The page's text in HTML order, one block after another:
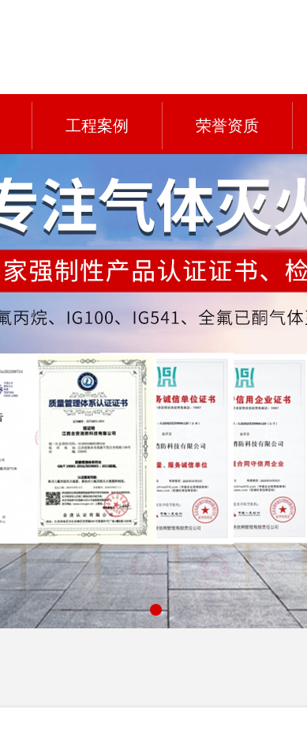
工程案例 荣誉资质